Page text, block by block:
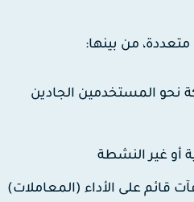
من بينها:
نحو المستخدمين الجادين
غير النشطة
قائم على الأداء (المعاملات)